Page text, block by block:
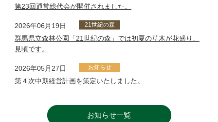
第23回通常総代会が開催されました。
2026年06月19日 21世紀の森
群馬県立森林公園「21世紀の森」では初夏の草木が花盛り、
見頃です。
2026年05月27日 お知らせ
第４次中期経営計画を策定いたしました。
お知らせ一覧